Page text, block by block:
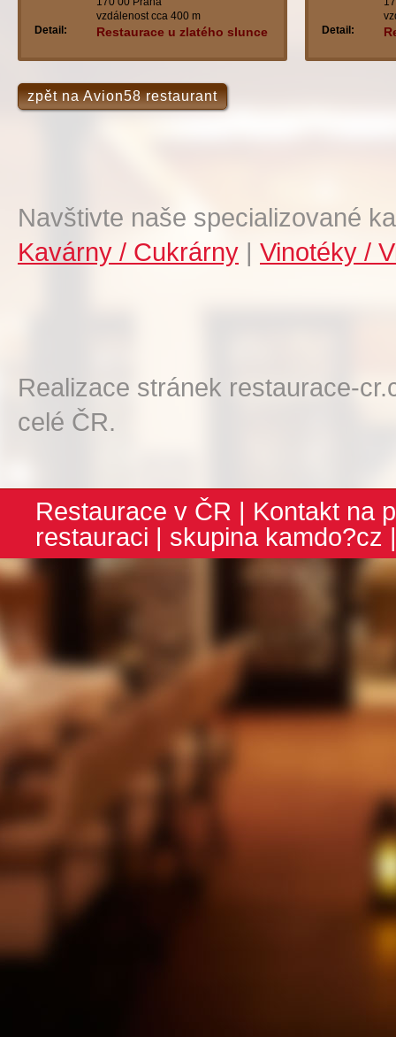
vzdálenost cca 400 m
Detail:
Restaurace u zlatého slunce
Detail:
zpět na Avion58 restaurant
Navštivte naše specializované
Kavárny / Cukrárny | Vinotéky /
Realizace stránek restaurace-
celé ČR.
Restaurace v ČR | Kontakt na
restauraci | skupina kamdo?cz |